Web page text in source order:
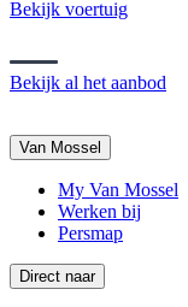
Bekijk voertuig
Bekijk al het aanbod
Van Mossel
My Van Mossel
Werken bij
Persmap
Direct naar